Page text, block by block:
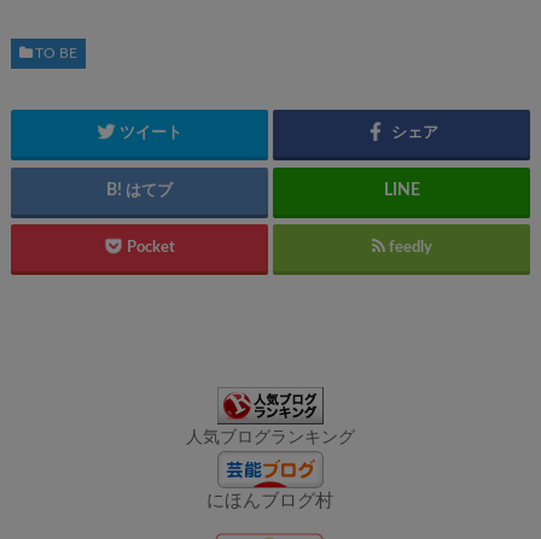
TO BE
ツイート シェア
はてブ
Pocket feedly
人気ブログランキング
にほんブログ村